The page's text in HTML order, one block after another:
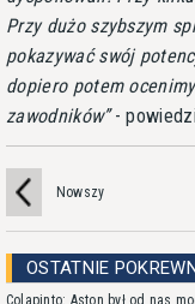
Przy dużo szybszym
pokazywać swój
dopiero potem
zawodników -
Nowszy
OSTATNIE
Colapinto: Aston był od nas